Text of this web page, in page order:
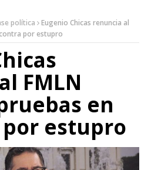
política
Eugenio Chicas renuncia al
por estupro
FMLN
en
estupro